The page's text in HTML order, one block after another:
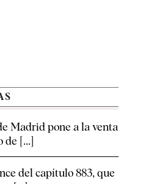
Madrid pone a la venta
de [...]
del capítulo 883, que